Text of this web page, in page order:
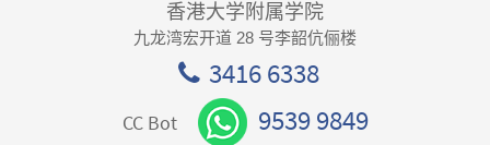
香港大学附属学院
九龙湾宏开道 28 号李韶伉俪楼
3416 6338
CC Bot 9539 9849